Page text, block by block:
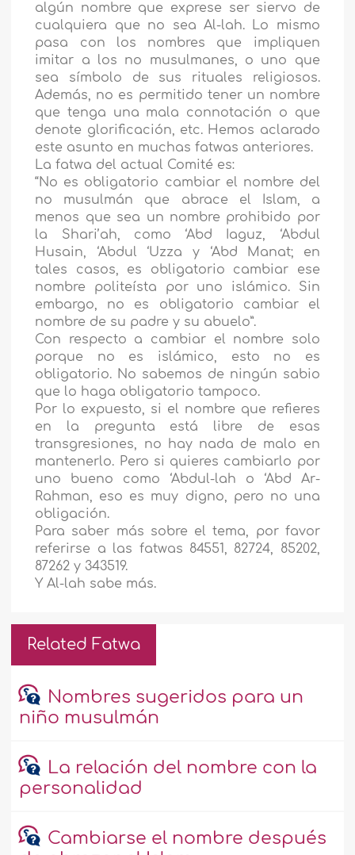
algún nombre que exprese ser siervo de
cualquiera que no sea Al-lah. Lo mismo
pasa con los nombres que impliquen
imitar a los no musulmanes, o uno que
sea símbolo de sus rituales religiosos.
Además, no es permitido tener un nombre
que tenga una mala connotación o que
denote glorificación, etc. Hemos aclarado
este asunto en muchas fatwas anteriores.
La fatwa del actual Comité es:
“No es obligatorio cambiar el nombre del
no musulmán que abrace el Islam, a
menos que sea un nombre prohibido por
la Shari’ah, como ‘Abd Iaguz, ‘Abdul
Husain, ‘Abdul ‘Uzza y ‘Abd Manat; en
tales casos, es obligatorio cambiar ese
nombre politeísta por uno islámico. Sin
embargo, no es obligatorio cambiar el
nombre de su padre y su abuelo”.
Con respecto a cambiar el nombre solo
porque no es islámico, esto no es
obligatorio. No sabemos de ningún sabio
que lo haga obligatorio tampoco.
Por lo expuesto, si el nombre que refieres
en la pregunta está libre de esas
transgresiones, no hay nada de malo en
mantenerlo. Pero si quieres cambiarlo por
uno bueno como ‘Abdul-lah o ‘Abd Ar-
Rahman, eso es muy digno, pero no una
obligación.
Para saber más sobre el tema, por favor
referirse a las fatwas 84551, 82724, 85202,
87262 y 343519.
Y Al-lah sabe más.
Related Fatwa
Nombres sugeridos para un
niño musulmán
La relación del nombre con la
personalidad
Cambiarse el nombre después